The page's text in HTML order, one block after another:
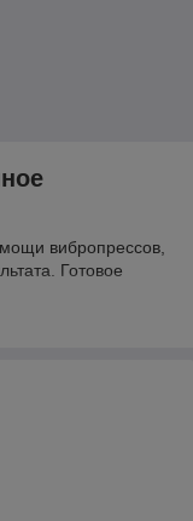
вибропрессов,
Готовое
загружается в
ЖБИ кольца для
исключает их